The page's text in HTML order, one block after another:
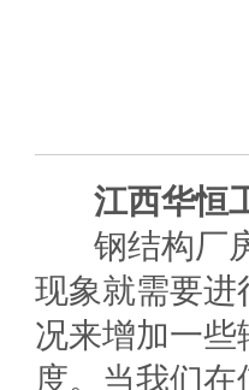
江西华恒
钢结构厂房
现象就需要进
况来增加一
度。当我们